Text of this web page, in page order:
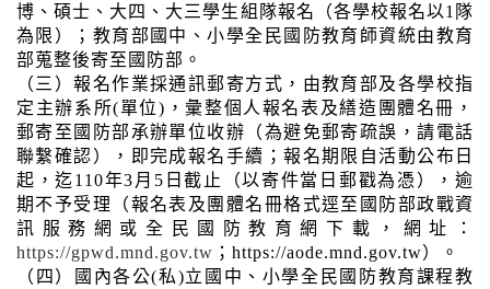
博、碩士、大四、大三學生組隊報名（各學校報名以1隊
為限）；教育部國中、小學全民國防教育師資統由教育
部蒐整後寄至國防部。
（三）報名作業採通訊郵寄方式，由教育部及各學校指
定主辦系所(單位)，彙整個人報名表及繕造團體名冊，
郵寄至國防部承辦單位收辦（為避免郵寄疏誤，請電話
聯繫確認），即完成報名手續；報名期限自活動公布日
起，迄110年3月5日截止（以寄件當日郵戳為憑），逾
期不予受理（報名表及團體名冊格式逕至國防部政戰資
訊服務網或全民國防教育網下載，網址：
https://gpwd.mnd.gov.tw ；https://aode.mnd.gov.tw）。
（四）國內各公(私)立國中、小學全民國防教育課程教